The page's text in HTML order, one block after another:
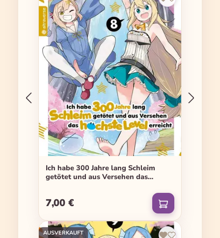
Ich habe 300 Jahre lang Schleim
getötet und aus Versehen das
Regulärer Preis:
7,00 €
AUSVERKAUFT